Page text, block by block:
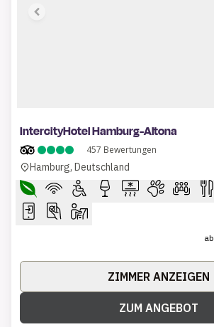
IntercityHotel Hamburg-Altona
457 Bewertungen
Hamburg, Deutschland
ab
ZIMMER ANZEIGEN
ZUM ANGEBOT